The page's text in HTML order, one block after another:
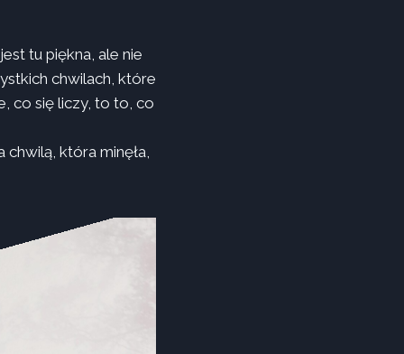
tu piękna, ale nie
chwilach, które
co się liczy, to to, co
która minęła,